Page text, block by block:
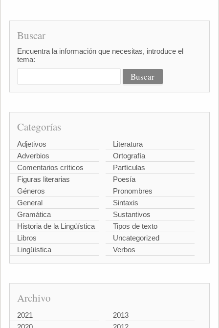
Buscar
Encuentra la información que necesitas, introduce el
tema:
Categorías
Adjetivos
Adverbios
Comentarios críticos
Figuras literarias
Géneros
General
Gramática
Historia de la Lingüística
Libros
Lingüística
Literatura
Ortografía
Partículas
Poesía
Pronombres
Sintaxis
Sustantivos
Tipos de texto
Uncategorized
Verbos
Archivo
2021
2013